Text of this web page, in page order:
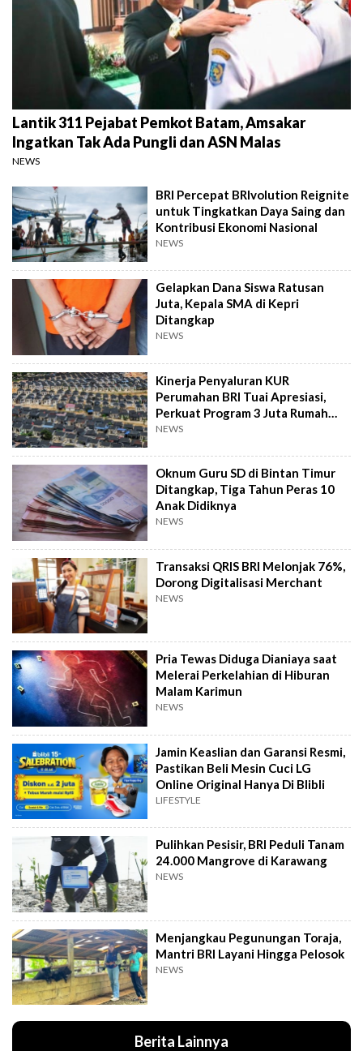
Lantik 311 Pejabat Pemkot Batam, Amsakar
Ingatkan Tak Ada Pungli dan ASN Malas
NEWS
BRI Percepat BRIvolution Reignite
untuk Tingkatkan Daya Saing dan
Kontribusi Ekonomi Nasional
NEWS
Gelapkan Dana Siswa Ratusan
Juta, Kepala SMA di Kepri
Ditangkap
NEWS
Kinerja Penyaluran KUR
Perumahan BRI Tuai Apresiasi,
Perkuat Program 3 Juta Rumah
Pemerintah
NEWS
Oknum Guru SD di Bintan Timur
Ditangkap, Tiga Tahun Peras 10
Anak Didiknya
NEWS
Transaksi QRIS BRI Melonjak 76%,
Dorong Digitalisasi Merchant
NEWS
Pria Tewas Diduga Dianiaya saat
Melerai Perkelahian di Hiburan
Malam Karimun
NEWS
Jamin Keaslian dan Garansi Resmi,
Pastikan Beli Mesin Cuci LG
Online Original Hanya Di Blibli
LIFESTYLE
Pulihkan Pesisir, BRI Peduli Tanam
24.000 Mangrove di Karawang
NEWS
Menjangkau Pegunungan Toraja,
Mantri BRI Layani Hingga Pelosok
NEWS
Berita Lainnya